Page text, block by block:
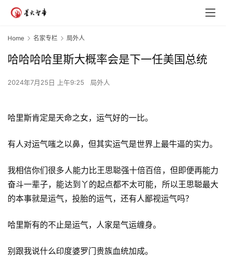
Home 名家专栏 局外人
哈哈哈哈里斯大概率会是下一任美国总统
2024年7月25日 上午9:25 局外人
哈里斯肯定是天命之女，运气好的一比。
有人对运气嗤之以鼻，但其实运气是世界上最牛逼的实力。
我相信你们很多人能力比王思聪强十倍百倍，但即便再能力
奋斗一辈子，能达到丫的起点都不太可能，所以王思聪最大
的本事就是运气，投胎的运气，还有人鄙视运气吗？
哈里斯有的不止是运气，人家是气运缠身。
别跟我说什么印度婆罗门贵族血统加成。